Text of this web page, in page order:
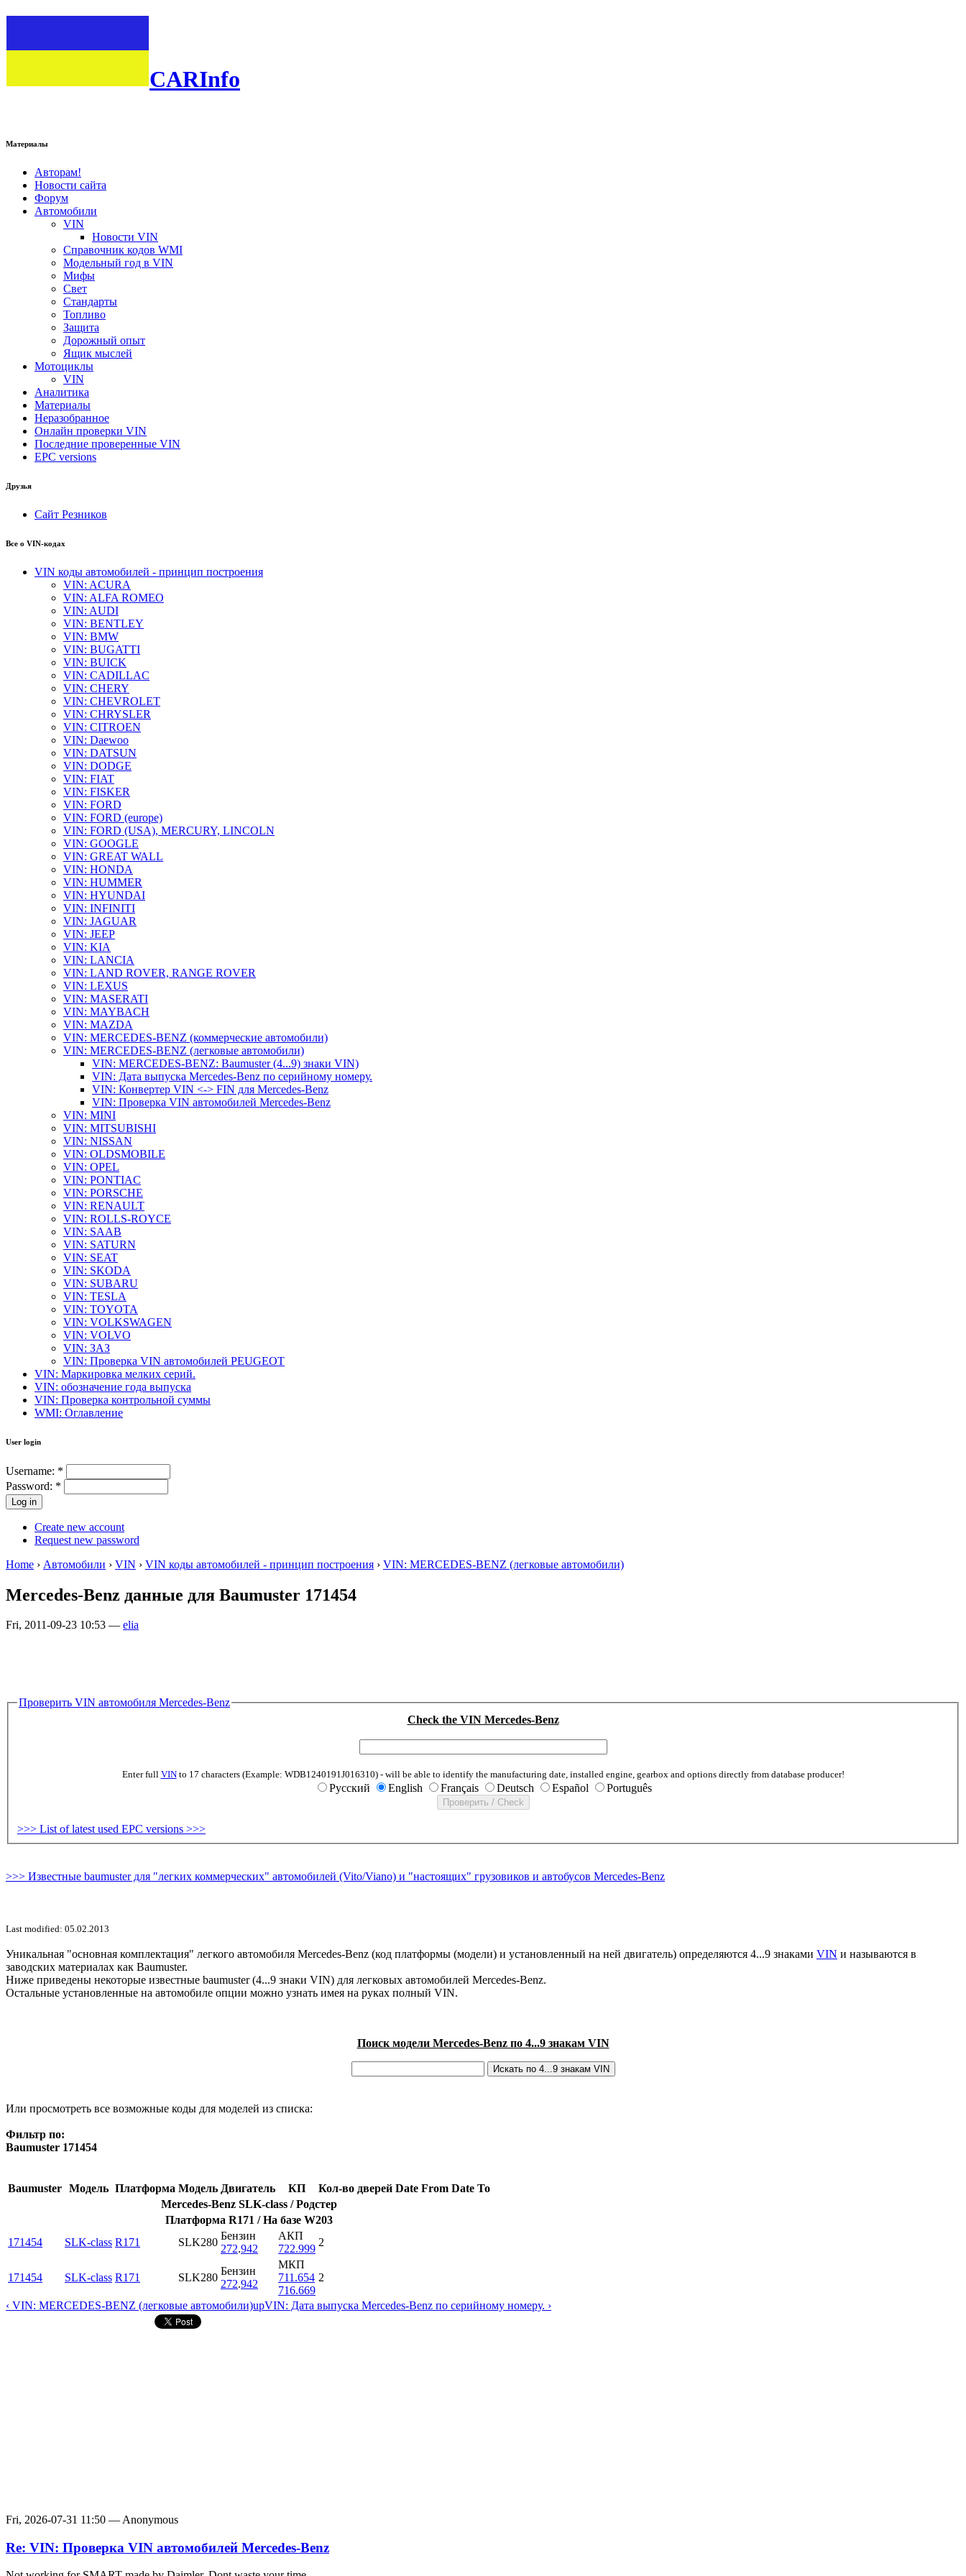
CARInfo
Материалы
Авторам!
Новости сайта
Форум
Автомобили
VIN
Новости VIN
Справочник кодов WMI
Модельный год в VIN
Мифы
Свет
Стандарты
Топливо
Защита
Дорожный опыт
Ящик мыслей
Мотоциклы
VIN
Аналитика
Материалы
Неразобранное
Онлайн проверки VIN
Последние проверенные VIN
EPC versions
Друзья
Сайт Резников
Все о VIN-кодах
VIN коды автомобилей - принцип построения
VIN: ACURA
VIN: ALFA ROMEO
VIN: AUDI
VIN: BENTLEY
VIN: BMW
VIN: BUGATTI
VIN: BUICK
VIN: CADILLAC
VIN: CHERY
VIN: CHEVROLET
VIN: CHRYSLER
VIN: CITROEN
VIN: Daewoo
VIN: DATSUN
VIN: DODGE
VIN: FIAT
VIN: FISKER
VIN: FORD
VIN: FORD (europe)
VIN: FORD (USA), MERCURY, LINCOLN
VIN: GOOGLE
VIN: GREAT WALL
VIN: HONDA
VIN: HUMMER
VIN: HYUNDAI
VIN: INFINITI
VIN: JAGUAR
VIN: JEEP
VIN: KIA
VIN: LANCIA
VIN: LAND ROVER, RANGE ROVER
VIN: LEXUS
VIN: MASERATI
VIN: MAYBACH
VIN: MAZDA
VIN: MERCEDES-BENZ (коммерческие автомобили)
VIN: MERCEDES-BENZ (легковые автомобили)
VIN: MERCEDES-BENZ: Baumuster (4...9) знаки VIN)
VIN: Дата выпуска Mercedes-Benz по серийному номеру.
VIN: Конвертер VIN <-> FIN для Mercedes-Benz
VIN: Проверка VIN автомобилей Mercedes-Benz
VIN: MINI
VIN: MITSUBISHI
VIN: NISSAN
VIN: OLDSMOBILE
VIN: OPEL
VIN: PONTIAC
VIN: PORSCHE
VIN: RENAULT
VIN: ROLLS-ROYCE
VIN: SAAB
VIN: SATURN
VIN: SEAT
VIN: SKODA
VIN: SUBARU
VIN: TESLA
VIN: TOYOTA
VIN: VOLKSWAGEN
VIN: VOLVO
VIN: ЗАЗ
VIN: Проверка VIN автомобилей PEUGEOT
VIN: Маркировка мелких серий.
VIN: обозначение года выпуска
VIN: Проверка контрольной суммы
WMI: Оглавление
User login
Username: *
Password: *
Create new account
Request new password
Home › Автомобили › VIN › VIN коды автомобилей - принцип построения › VIN: MERCEDES-BENZ (легковые автомобили)
Mercedes-Benz данные для Baumuster 171454
Fri, 2011-09-23 10:53 — elia
Проверить VIN автомобиля Mercedes-Benz
Check the VIN Mercedes-Benz
Enter full VINto 17 characters (Example: WDB1240191J016310) - will be able to identify the manufacturing date, installed engine, gearbox and options directly from database producer!
Русский English Français Deutsch Español Português
>>> List of latest used EPC versions >>>
>>> Известные baumuster для "легких коммерческих" автомобилей (Vito/Viano) и "настоящих" грузовиков и автобусов Mercedes-Benz
Last modified: 05.02.2013
Уникальная "основная комплектация" легкого автомобиля Mercedes-Benz (код платформы (модели) и установленный на ней двигатель) определяются 4...9 знаками VIN и называются в
заводских материалах как Baumuster.
Ниже приведены некоторые известные baumuster (4...9 знаки VIN) для легковых автомобилей Mercedes-Benz.
Остальные установленные на автомобиле опции можно узнать имея на руках полный VIN.
Поиск модели Mercedes-Benz по 4...9 знакам VIN
Или просмотреть все возможные коды для моделей из списка:
Фильтр по:
Baumuster 171454
Baumuster Модель Платформа Модель Двигатель КП Кол-во дверей Date From Date To
Mercedes-Benz SLK-class / Родстер
Платформа R171 / На базе W203
171454
SLK-class R171 SLK280
Бензин
272.942
АКП
722.999
2
171454 SLK-class R171 SLK280
Бензин
272.942
МКП
711.654
716.669
2
‹ VIN: MERCEDES-BENZ (легковые автомобили)upVIN: Дата выпуска Mercedes-Benz по серийному номеру. ›
Fri, 2026-07-31 11:50 — Anonymous
Re: VIN: Проверка VIN автомобилей Mercedes-Benz